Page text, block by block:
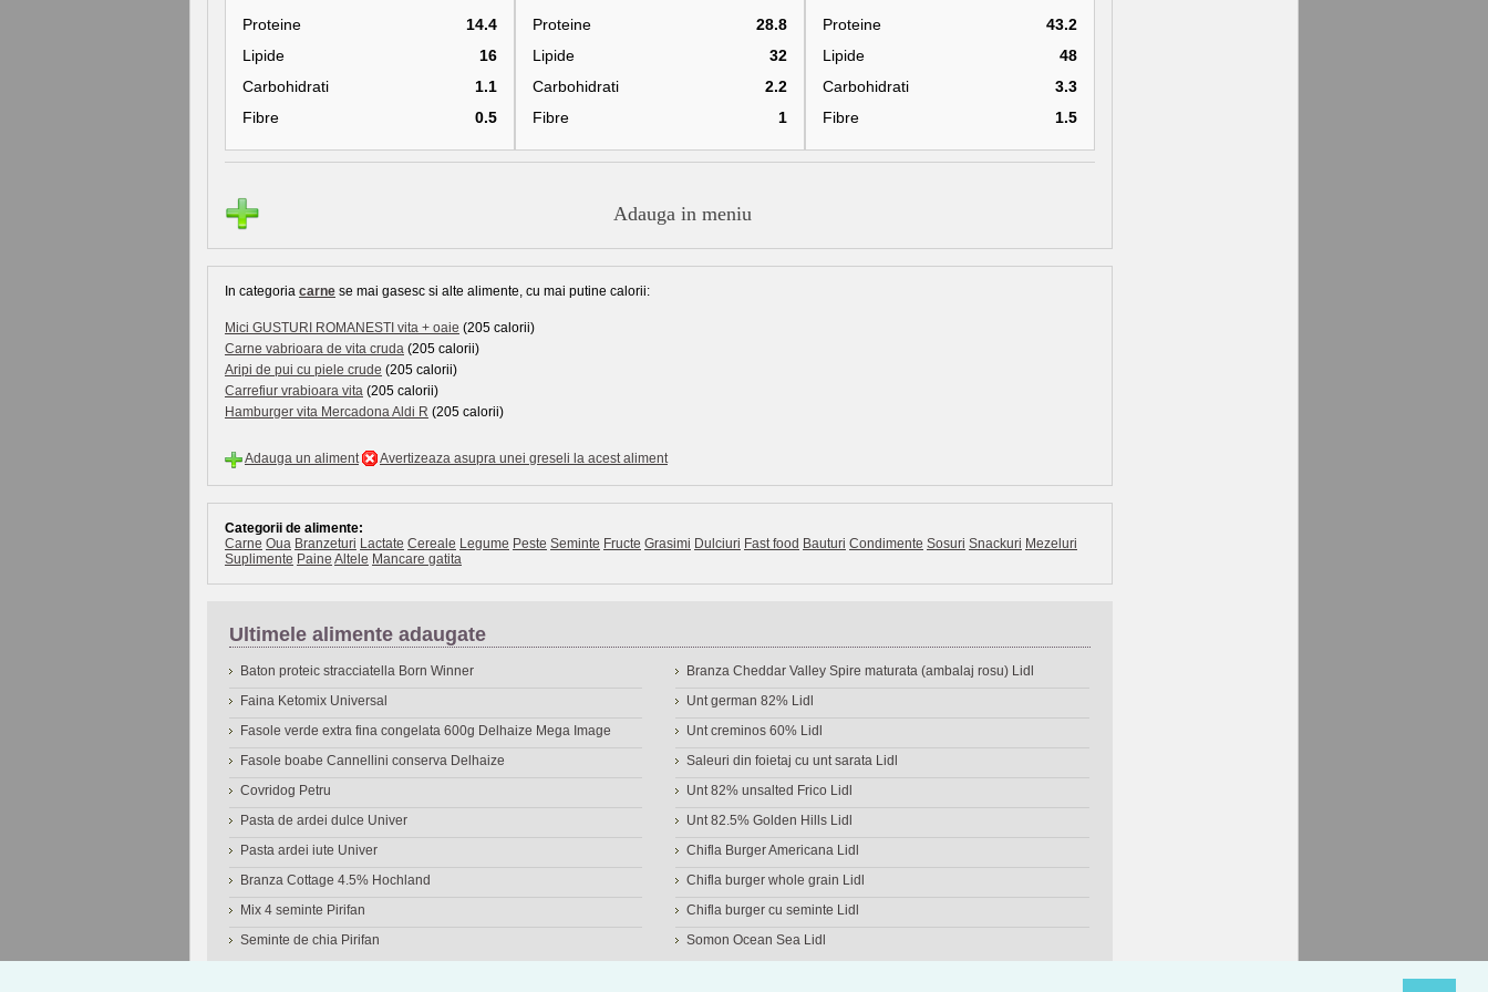
Proteine
14.4
Lipide
16
Carbohidrati
1.1
Fibre
0.5
Proteine
28.8
Lipide
32
Carbohidrati
2.2
Fibre
1
Proteine
43.2
Lipide
48
Carbohidrati
3.3
Fibre
1.5
Adauga in meniu
In categoria carne se mai gasesc si alte alimente, cu mai putine calorii:
Mici GUSTURI ROMANESTI vita + oaie (205 calorii)
Carne vabrioara de vita cruda (205 calorii)
Aripi de pui cu piele crude (205 calorii)
Carrefiur vrabioara vita (205 calorii)
Hamburger vita Mercadona Aldi R (205 calorii)
Adauga un aliment Avertizeaza asupra unei greseli la acest aliment
Categorii de alimente:
Carne Oua Branzeturi Lactate Cereale Legume Peste Seminte Fructe Grasimi Dulciuri Fast food Bauturi Condimente Sosuri Snackuri Mezeluri
Suplimente Paine Altele Mancare gatita
Ultimele alimente adaugate
Baton proteic stracciatella Born Winner
Faina Ketomix Universal
Fasole verde extra fina congelata 600g Delhaize Mega Image
Fasole boabe Cannellini conserva Delhaize
Covridog Petru
Pasta de ardei dulce Univer
Pasta ardei iute Univer
Branza Cottage 4.5% Hochland
Mix 4 seminte Pirifan
Seminte de chia Pirifan
Branza Cheddar Valley Spire maturata (ambalaj rosu) Lidl
Unt german 82% Lidl
Unt creminos 60% Lidl
Saleuri din foietaj cu unt sarata Lidl
Unt 82% unsalted Frico Lidl
Unt 82.5% Golden Hills Lidl
Chifla Burger Americana Lidl
Chifla burger whole grain Lidl
Chifla burger cu seminte Lidl
Somon Ocean Sea Lidl